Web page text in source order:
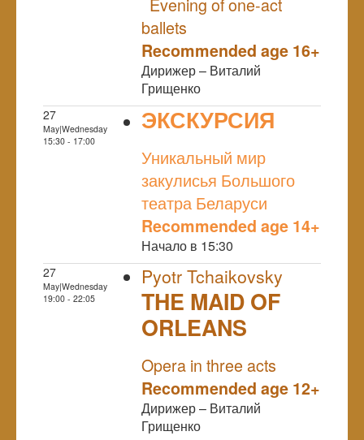
ballets
Recommended age 16+
Дирижер – Виталий
Грищенко
27
May|Wednesday
15:30 - 17:00
ЭКСКУРСИЯ
Уникальный мир
закулисья Большого
театра Беларуси
Recommended age 14+
Начало в 15:30
27
May|Wednesday
19:00 - 22:05
Pyotr Tchaikovsky
THE MAID OF
ORLEANS
Opera in three acts
Recommended age 12+
Дирижер – Виталий
Грищенко